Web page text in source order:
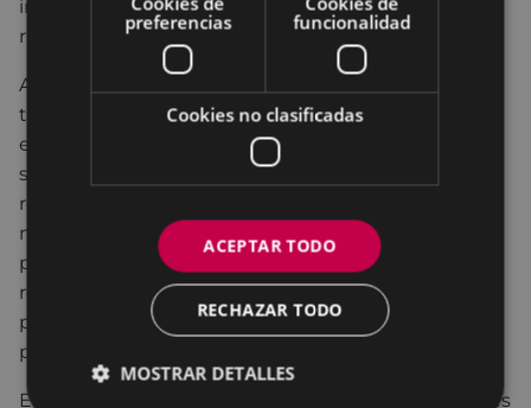
individuales, obteniendo, así, diferentes
recompensas.
Al acceder, las personas usuarias podrán conocer la
totalidad de los servicios deportivos que se ofertan
en Eibar. Al mismo tiempo, podrán registrarse con
sus datos personales, el tipo de actividad que
realizan o la que les gustaría practicar, sus
necesidades o su disponibilidad de horarios. La
propia aplicación les facilitará información y les
recomendará individualmente qué actividad
pueden practicar, cómo y dónde y en qué horarios
pueden hacerlo.
En la nueva plataforma participan todos los agentes
preferencias
funcionalidad
Cookies no clasificadas
ACEPTAR TODO
RECHAZAR TODO
MOSTRAR DETALLES